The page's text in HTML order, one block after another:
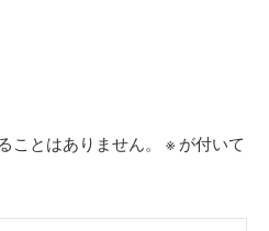
ことはありません。 ※ が付いて